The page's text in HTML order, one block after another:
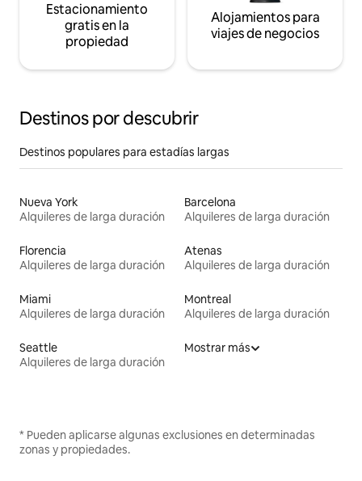
Estacionamiento
gratis en la
propiedad
Alojamientos para
viajes de negocios
Destinos por descubrir
Destinos populares para estadías largas
Nueva York
Alquileres de larga duración
Barcelona
Alquileres de larga duración
Florencia
Alquileres de larga duración
Atenas
Alquileres de larga duración
Miami
Alquileres de larga duración
Montreal
Alquileres de larga duración
Seattle
Alquileres de larga duración
Mostrar más
* Pueden aplicarse algunas exclusiones en determinadas
zonas y propiedades.